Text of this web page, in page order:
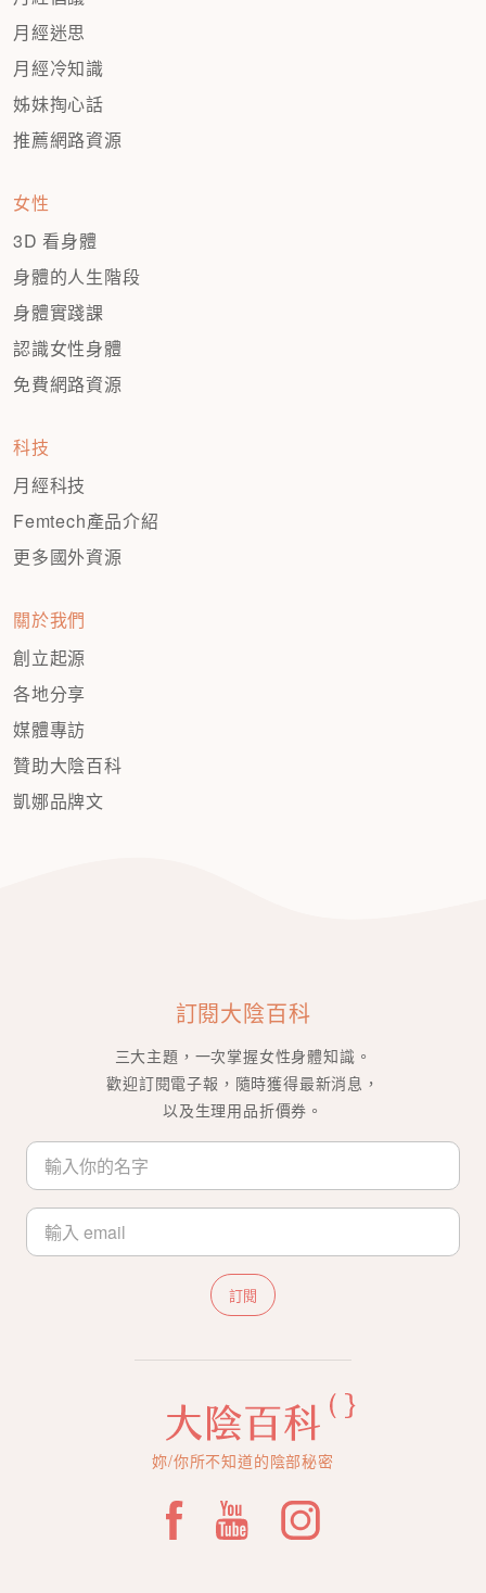
月經迷思
月經冷知識
姊妹掏心話
推薦網路資源
女性
3D 看身體
身體的人生階段
身體實踐課
認識女性身體
免費網路資源
科技
月經科技
Femtech產品介紹
更多國外資源
關於我們
創立起源
各地分享
媒體專訪
贊助大陰百科
凱娜品牌文
訂閱大陰百科
三大主題，一次掌握女性身體知識。
歡迎訂閱電子報，隨時獲得最新消息，
以及生理用品折價券。
訂閱
妳/你所不知道的陰部秘密